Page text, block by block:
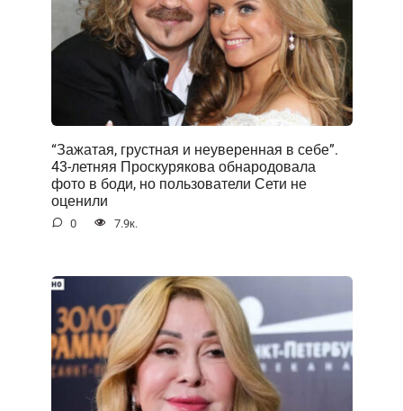
“Зажатая, грустная и неуверенная в себе”.
43-летняя Проскурякова обнародовала
фото в боди, но пользователи Сети не
оценили
0 7.9к.